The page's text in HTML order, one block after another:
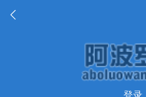
登录